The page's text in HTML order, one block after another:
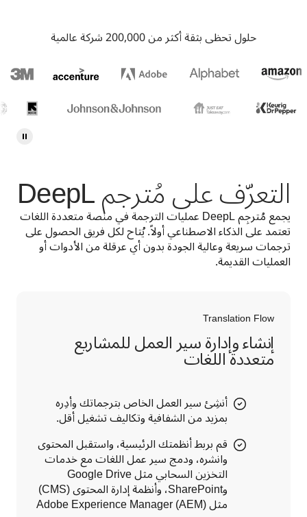
حلول تحظى بثقة أكثر من 200,000 شركة عالمية
التعرّف على مُترجم DeepL
العمليات القديمة.
Translation Flow
إنشاء وإدارة سير العمل للمشاريع
متعددة اللغات
أنشِئ سير العمل الخاص بترجماتك وأدِره
بمزيد من الشفافية وتكاليف تشغيل أقل.
قم بربط أنظمتك الرئيسية، واستقبل المحتوى
وانشره، ودمج سير عمل اللغات مع خدمات
التخزين السحابي مثل Google Drive
وSharePoint، وأنظمة إدارة المحتوى (CMS)
مثل Adobe Experience Manager (AEM)